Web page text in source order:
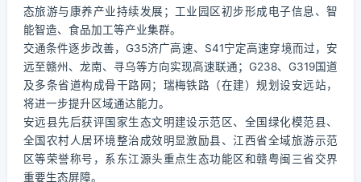
态旅游与康养产业持续发展；工业园区初步形成电子信息、智
能智造、食品加工等产业集群。
交通条件逐步改善，G35济广高速、S41宁定高速穿境而过，安
远至赣州、龙南、寻乌等方向实现高速联通；G238、G319国道
及多条省道构成骨干路网；瑞梅铁路（在建）规划设安远站，
将进一步提升区域通达能力。
安远县先后获评国家生态文明建设示范区、全国绿化模范县、
全国农村人居环境整治成效明显激励县、江西省全域旅游示范
区等荣誉称号，系东江源头重点生态功能区和赣粤闽三省交界
重要生态屏障。